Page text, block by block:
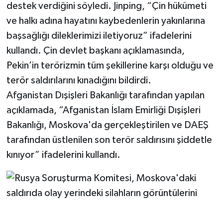
destek verdiğini söyledi. Jinping, “Çin hükümeti
ve halkı adına hayatını kaybedenlerin yakınlarına
başsağlığı dileklerimizi iletiyoruz” ifadelerini
kullandı. Çin devlet başkanı açıklamasında,
Pekin’in terörizmin tüm şekillerine karşı olduğu ve
terör saldırılarını kınadığını bildirdi.
Afganistan Dışişleri Bakanlığı tarafından yapılan
açıklamada, “Afganistan İslam Emirliği Dışişleri
Bakanlığı, Moskova'da gerçekleştirilen ve DAEŞ
tarafından üstlenilen son terör saldırısını şiddetle
kınıyor” ifadelerini kullandı.